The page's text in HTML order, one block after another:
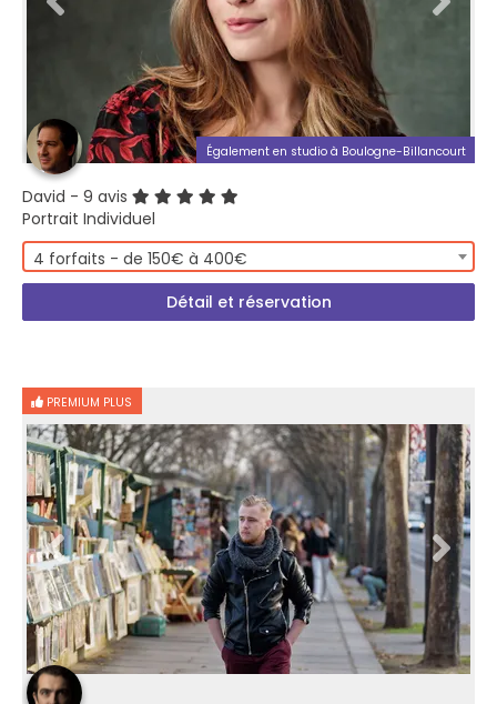
Également en studio à Boulogne-Billancourt
David - 9 avis
Portrait Individuel
4 forfaits - de 150€ à 400€
Détail et réservation
PREMIUM PLUS